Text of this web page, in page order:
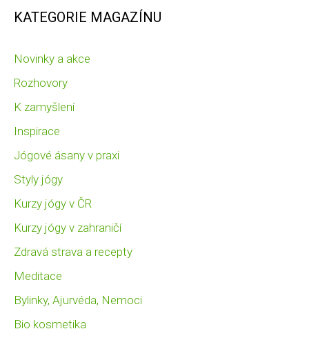
KATEGORIE MAGAZÍNU
Novinky a akce
Rozhovory
K zamyšlení
Inspirace
Jógové ásany v praxi
Styly jógy
Kurzy jógy v ČR
Kurzy jógy v zahraničí
Zdravá strava a recepty
Meditace
Bylinky, Ajurvéda, Nemoci
Bio kosmetika